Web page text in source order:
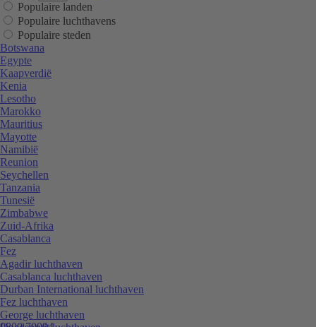
Populaire landen
Populaire luchthavens
Populaire steden
Botswana
Egypte
Kaapverdië
Kenia
Lesotho
Marokko
Mauritius
Mayotte
Namibië
Reunion
Seychellen
Tanzania
Tunesië
Zimbabwe
Zuid-Afrika
Casablanca
Fez
Agadir luchthaven
Casablanca luchthaven
Durban International luchthaven
Fez luchthaven
George luchthaven